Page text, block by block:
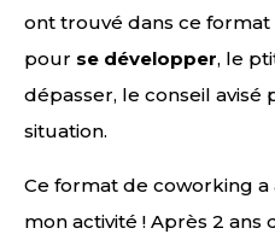
ont trouvé dans ce
pour se développer, le
dépasser, le conseil
situation.
Ce format de coworking
mon activité ! Après 2 ans